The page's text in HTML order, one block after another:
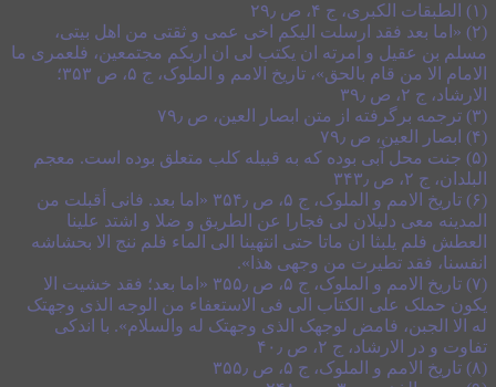
(۱) الطبقات الکبری، ج ۴، ص ۲۹٫
(۲) «اما بعد فقد ارسلت الیکم اخی عمی و ثقتی من اهل بیتی،
مسلم بن عقیل و امرته ان یکتب لی ان اریکم مجتمعین، فلعمری ما
الامام الا من قام بالحق»، تاریخ الامم و الملوک، ج ۵، ص ۳۵۳؛
الارشاد، ج ۲، ص ۳۹٫
(۳) ترجمه برگرفته از متن ابصار العین، ص ۷۹٫
(۴) ابصار العین، ص ۷۹٫
(۵) جنت محل آبی بوده که به قبیله کلب متعلق بوده است. معجم
البلدان، ج ۲، ص ۳۴۳٫
(۶) تاریخ الامم و الملوک، ج ۵، ص ۳۵۴٫ «اما بعد. فانی أقبلت من
المدینه معی دلیلان لی فجارا عن الطریق و ضلا و اشتد علینا
العطش فلم یلبثا ان ماتا حتی انتهینا الی الماء فلم ننج الا بحشاشه
انفسنا، فقد تطیرت من وجهی هذا».
(۷) تاریخ الامم و الملوک، ج ۵، ص ۳۵۵٫ «اما بعد؛ فقد خشیت الا
یکون حملک علی الکتاب الی فی الاستعفاء من الوجه الذی وجهتک
له الا الجبن، فامض لوجهک الذی وجهتک له والسلام». با اندکی
تفاوت و در الارشاد، ج ۲، ص ۴۰٫
(۸) تاریخ الامم و الملوک، ج ۵، ص ۳۵۵٫